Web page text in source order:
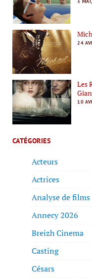
24
Les
10
CATÉGORIES
Acteurs
Actrices
Analyse de films
Annecy 2026
Breizh Cinema
Casting
Césars